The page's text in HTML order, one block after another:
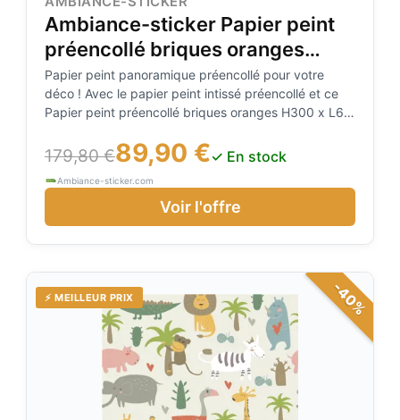
Ambiance-sticker Papier peint
préencollé briques oranges
H300 x L60 cm
Papier peint panoramique préencollé pour votre
déco ! Avec le papier peint intissé préencollé et ce
Papier peint préencollé briques oranges H300 x L60
appartement ou maison à votre guise ! Application
rapide à l'eau, sans colle et sans bulle d'air
179,80 €89,90 €✓ En stock
Ambiance-sticker.com
Voir l'offre
-40%
⚡ MEILLEUR PRIX